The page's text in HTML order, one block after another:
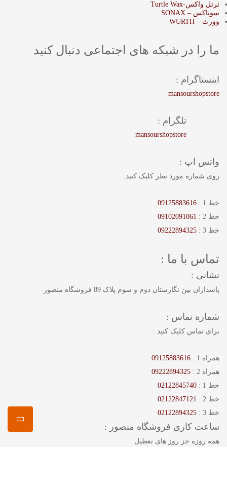
ترتل واکس-Turtle Wax
سوناکس – SONAX
وورث – WURTH
ما را در شبکه های اجتماعی دنبال کنید
اینستاگرام :
mansourshopstore
تلگرام :
mansourshopstore
واتس اپ :
روی شماره مورد نظر کلیک کنید.
خط 1 :
09125883616
خط 2 :
09102091061
خط 3 :
09222894325
تماس با ما :
نشانی :
پاسداران بین نگارستان دوم و سوم پلاک 89 فروشگاه منصور
شماره تماس :
برای تماس کلیک کنید :
همراه 1 :
09125883616
همراه 2 :
09222894325
خط 1 :
02122845740
خط 2 :
02122847121
خط 3 :
02122894325
ساعت کاری فروشگاه منصور :
همه روزه جز روز های تعطیل